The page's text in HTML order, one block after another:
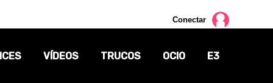
Conectar
VÍDEOS TRUCOS OCIO E3